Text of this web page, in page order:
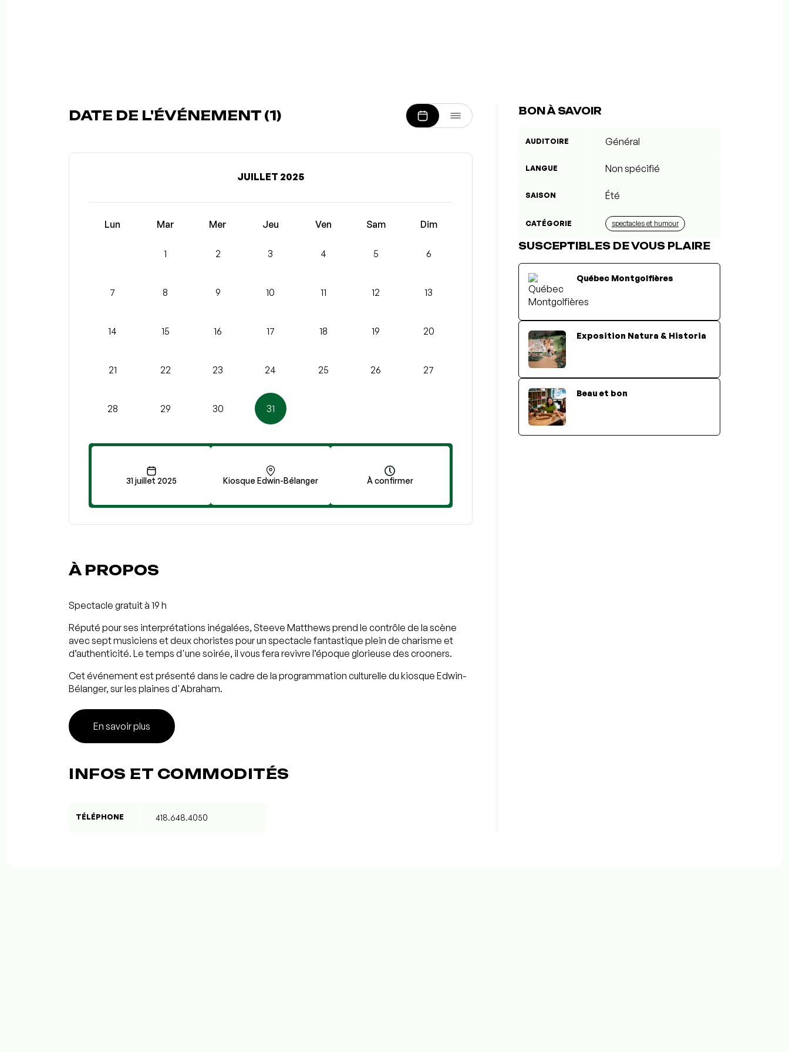
DATE DE L'ÉVÉNEMENT (1)
JUILLET 2025
Lun Mar Mer Jeu Ven Sam Dim
1 2 3 4 5 6
7 8 9 10 11 12 13
14 15 16 17 18 19 20
21 22 23 24 25 26 27
28 29 30 31
31 juillet 2025 Kiosque Edwin-Bélanger À confirmer
À PROPOS
Spectacle gratuit à 19 h
Réputé pour ses interprétations inégalées, Steeve Matthews prend le contrôle de la scène
avec sept musiciens et deux choristes pour un spectacle fantastique plein de charisme et
d’authenticité. Le temps d'une soirée, il vous fera revivre l’époque glorieuse des crooners.
Cet événement est présenté dans le cadre de la programmation culturelle du kiosque Edwin-
Bélanger, sur les plaines d'Abraham.
En savoir plus
INFOS ET COMMODITÉS
TÉLÉPHONE 418.648.4050
BON À SAVOIR
AUDITOIRE Général
LANGUE Non spécifié
SAISON Été
CATÉGORIE spectacles et humour
SUSCEPTIBLES DE VOUS PLAIRE
Québec Montgolfières
Exposition Natura & Historia
Beau et bon